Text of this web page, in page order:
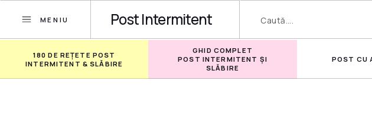
MENIU Post Intermitent
180 DE REȚETE POST
INTERMITENT & SLĂBIRE
GHID COMPLET
POST INTERMITENT ȘI
SLĂBIRE
POST CU